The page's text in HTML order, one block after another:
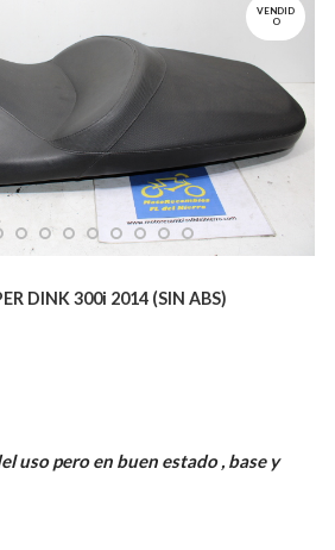
VENDID
O
DINK 300i 2014 (SIN ABS)
uso pero en buen estado , base y